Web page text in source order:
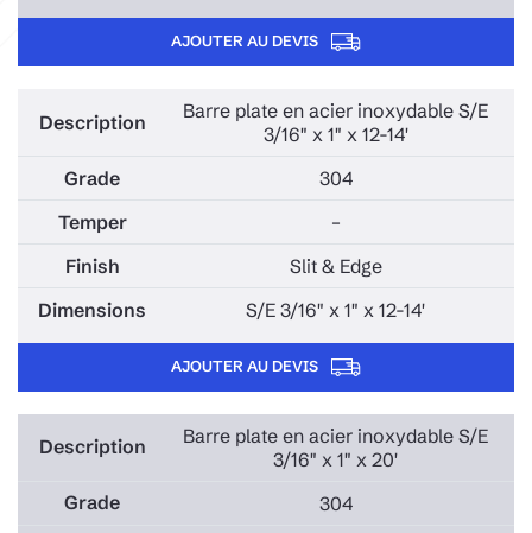
AJOUTER AU DEVIS
Barre plate en acier inoxydable S/E
3/16" x 1" x 12-14'
304
–
Slit & Edge
S/E 3/16" x 1" x 12-14'
AJOUTER AU DEVIS
Barre plate en acier inoxydable S/E
3/16" x 1" x 20'
304